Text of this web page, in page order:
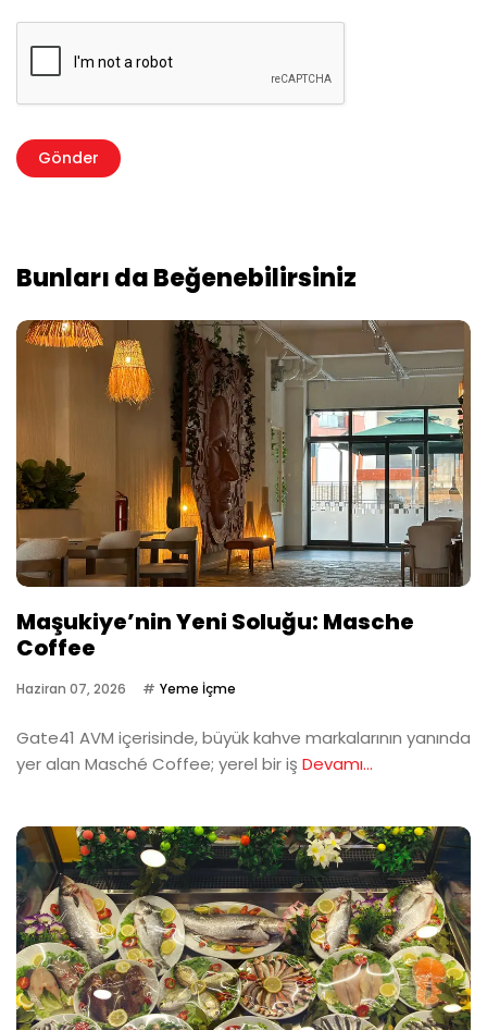
Bunları da Beğenebilirsiniz
Maşukiye’nin Yeni Soluğu: Masche
Coffee
Haziran 07, 2026 Yeme İçme
Gate41 AVM içerisinde, büyük kahve markalarının yanında
yer alan Masché Coffee; yerel bir iş Devamı...